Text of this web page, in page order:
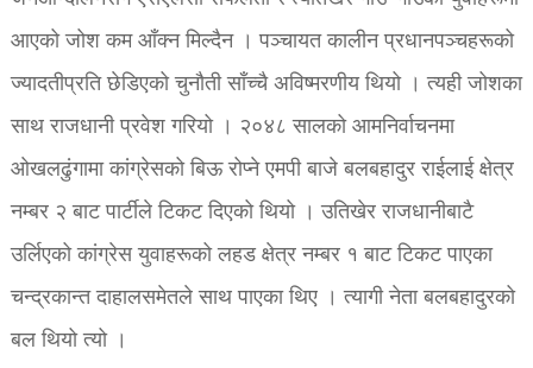
आएको जोश कम आँक्न मिल्दैन । पञ्चायत कालीन प्रधानपञ्चहरूको
ज्यादतीप्रति छेडिएको चुनौती साँच्चै अविष्मरणीय थियो । त्यही जोशका
साथ राजधानी प्रवेश गरियो । २०४८ सालको आमनिर्वाचनमा
ओखलढुंगामा कांग्रेसको बिऊ रोप्ने एमपी बाजे बलबहादुर राईलाई क्षेत्र
नम्बर २ बाट पार्टीले टिकट दिएको थियो । उतिखेर राजधानीबाटै
उर्लिएको कांग्रेस युवाहरूको लहड क्षेत्र नम्बर १ बाट टिकट पाएका
चन्द्रकान्त दाहालसमेतले साथ पाएका थिए । त्यागी नेता बलबहादुरको
बल थियो त्यो ।